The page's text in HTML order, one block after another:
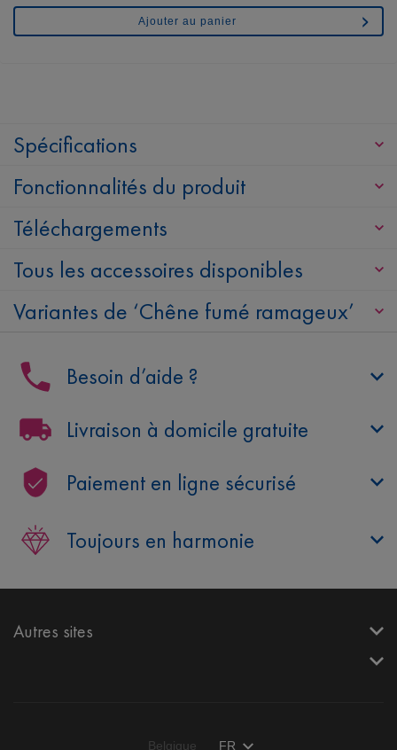
Ajouter au panier
Spécifications
Fonctionnalités du produit
Téléchargements
Tous les accessoires disponibles
Variantes de ‘Chêne fumé ramageux’
Besoin d’aide ?
Livraison à domicile gratuite
Paiement en ligne sécurisé
Toujours en harmonie
Autres sites
Belgique FR